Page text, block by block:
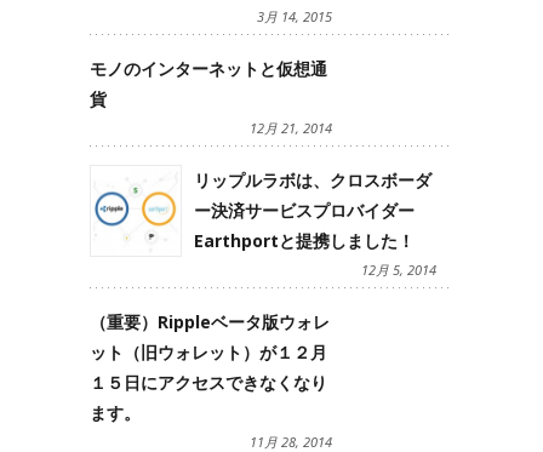
3月 14, 2015
モノのインターネットと仮想通
貨
12月 21, 2014
リップルラボは、クロスボーダ
ー決済サービスプロバイダー
Earthportと提携しました！
12月 5, 2014
（重要）Rippleベータ版ウォレ
ット（旧ウォレット）が１２月
１５日にアクセスできなくなり
ます。
11月 28, 2014